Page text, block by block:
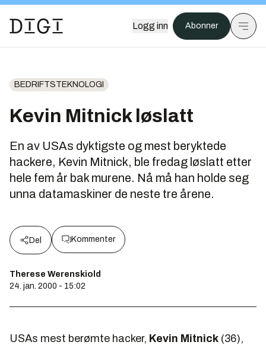
Logg inn Abonner
BEDRIFTSTEKNOLOGI
Kevin Mitnick løslatt
En av USAs dyktigste og mest beryktede
hackere, Kevin Mitnick, ble fredag løslatt etter
hele fem år bak murene. Nå må han holde seg
unna datamaskiner de neste tre årene.
Del Kommenter
Therese Werenskiold
24. jan. 2000 - 15:02
USAs mest berømte hacker, Kevin Mitnick (36),